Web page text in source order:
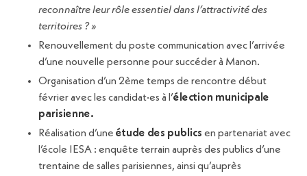
reconnaître leur rôle essentiel dans l’attractivité des
territoires ? »
Renouvellement du poste communication avec l’arrivée
d’une nouvelle personne pour succéder à Manon.
Organisation d’un 2ème temps de rencontre début
février avec les candidat·es à l’élection municipale
parisienne.
Réalisation d’une étude des publics en partenariat avec
l’école IESA : enquête terrain auprès des publics d’une
trentaine de salles parisiennes, ainsi qu’auprès